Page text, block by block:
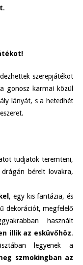
.
szerepjátékot
gonosz karmai közül
lányát, s a hetedhét
tudjatok teremteni,
bérelt lovakra,
, egy kis fantázia, és
dekorációt, megfelelő
használt
illik az esküvőhöz.
legyenek a
szmokingban az